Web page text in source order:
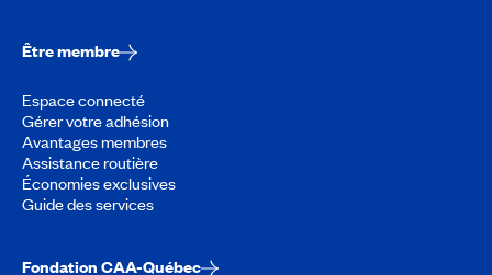
Être membre
Espace connecté
Gérer votre adhésion
Avantages membres
Assistance routière
Économies exclusives
Guide des services
Fondation CAA-Québec